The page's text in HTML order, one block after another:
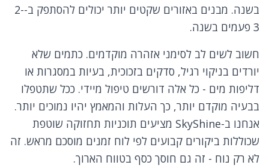
בשנה. מבנים באזורים שקטים יותר יכולים להסתפק ב-2-
3 פעמים בשנה.
חשוב לשים לב לסימני אזהרה מוקדמים. כתמים שלא
יורדים בניקוי רגיל, סדקים בזכוכית, בעיות במסגרות או
דליפות מים - כל אלה דורשים טיפול מיידי. ככל שתטפלו
בבעיה מוקדם יותר, כך העלות והמאמץ יהיו נמוכים יותר.
אנחנו ב-SkyShine מציעים תוכניות תחזוקה שוטפת
שכוללות ביקורים קבועים לפי לוח זמנים מוסכם מראש. זה
לא רק נוח - זה גם חוסך כסף בטווח הארוך.